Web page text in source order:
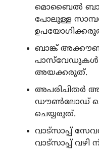
മൊബൈൽ
പോലുള്ള
ബാങ്ക്
പാസ്‌വേഡുകൾ
അയക്കരുത്.
അപരിചിതർ
ഡൗൺലോഡ്
ചെയ്യരുത്.
വാട്സാപ്പ്
വാട്സാപ്പ് വഴി